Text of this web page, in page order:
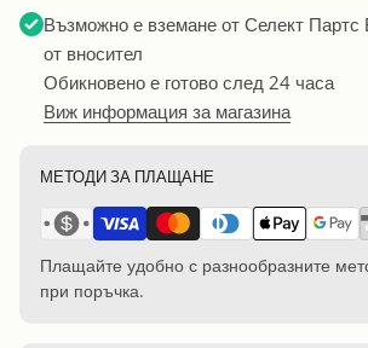
Възможно е вземане отСелект Партс
от вносител
Обикновено е готово след 24 часа
Виж информация за магазина
МЕТОДИ ЗА ПЛАЩАНЕ
Плащайте удобно с разнообразните
при поръчка.